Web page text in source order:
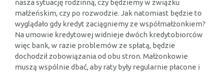
nasza sytuację rodzinną, czy będziemy w związku
małżeńskim, czy po rozwodzie. Jak natomiast będzie to
wyglądało gdy kredyt zaciągniemy ze współmałżonkiem?
Na umowie kredytowej widnieje dwóch kredytobiorców
więc bank, w razie problemów ze spłatą, będzie
dochodził zobowiązania od obu stron. Małżonkowie
muszą wspólnie dbać, aby raty były regularnie płacone i